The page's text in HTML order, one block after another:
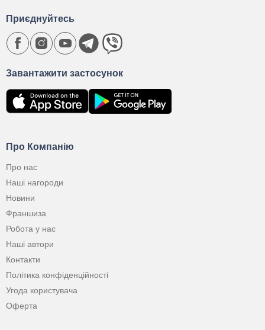
Про Компанію
Про нас
Наші нагороди
Новини
Франшиза
Робота у нас
Наші автори
Контакти
Політика конфіденційності
Угода користувача
Оферта
Завантажити застосунок
Приєднуйтесь